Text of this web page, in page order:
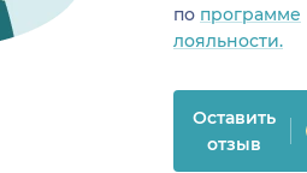
по программе
лояльности.
Оставить
отзыв